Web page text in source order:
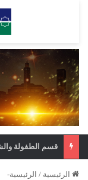
قسم الطفولة
الرئيسية / الرئيسية-